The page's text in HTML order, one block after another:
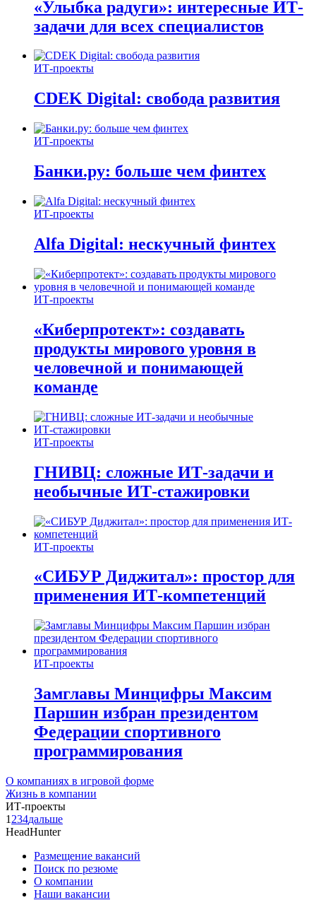
«Улыбка радуги»: интересные ИТ-
задачи для всех специалистов
ИТ-проекты
CDEK Digital: свобода развития
ИТ-проекты
Банки.ру: больше чем финтех
ИТ-проекты
Alfa Digital: нескучный финтех
ИТ-проекты
«Киберпротект»: создавать
продукты мирового уровня в
человечной и понимающей
команде
ИТ-проекты
ГНИВЦ: сложные ИТ‑задачи и
необычные ИТ‑стажировки
ИТ-проекты
«СИБУР Диджитал»: простор для
применения ИТ-компетенций
ИТ-проекты
Замглавы Минцифры Максим
Паршин избран президентом
Федерации спортивного
программирования
О компаниях в игровой форме
Жизнь в компании
ИТ-проекты
1 234дальше
HeadHunter
Размещение вакансий
Поиск по резюме
О компании
Наши вакансии